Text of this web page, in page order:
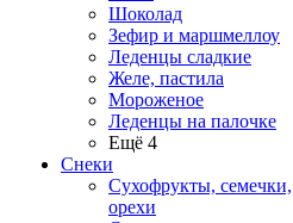
Шоколад
Зефир и маршмеллоу
Леденцы сладкие
Желе, пастила
Мороженое
Леденцы на палочке
Ещё 4
Снеки
Сухофрукты, семечки,
орехи